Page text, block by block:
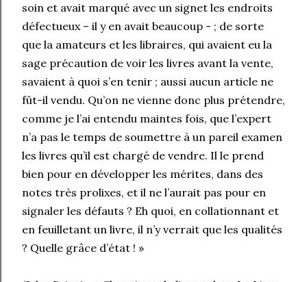
soin et avait marqué avec un signet les endroits
défectueux – il y en avait beaucoup - ; de sorte
que la amateurs et les libraires, qui avaient eu la
sage précaution de voir les livres avant la vente,
savaient à quoi s’en tenir ; aussi aucun article ne
fût-il vendu. Qu’on ne vienne donc plus prétendre,
comme je l’ai entendu maintes fois, que l’expert
n’a pas le temps de soumettre à un pareil examen
les livres qu’il est chargé de vendre. Il le prend
bien pour en développer les mérites, dans des
notes très prolixes, et il ne l’aurait pas pour en
signaler les défauts ? Eh quoi, en collationnant et
en feuilletant un livre, il n’y verrait que les qualités
? Quelle grâce d’état ! »